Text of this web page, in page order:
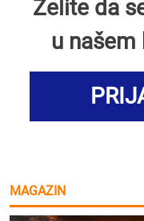
Želite da
u našem
MAGAZIN